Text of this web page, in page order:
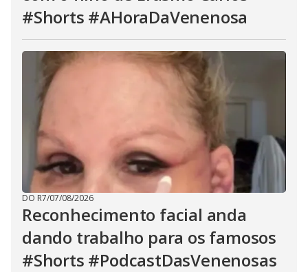
#Shorts #AHoraDaVenenosa
DO R7/07/08/2026
Reconhecimento facial anda
dando trabalho para os famosos
#Shorts #PodcastDasVenenosas